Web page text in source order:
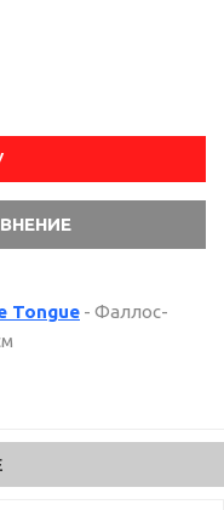
Tongue - Фаллос-